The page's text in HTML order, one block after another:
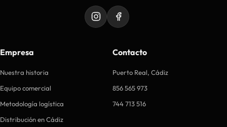
Empresa
Nuestra historia
Equipo comercial
Metodología logística
Distribución en Cádiz
Contacto
Puerto Real, Cádiz
856 565 973
744 713 516